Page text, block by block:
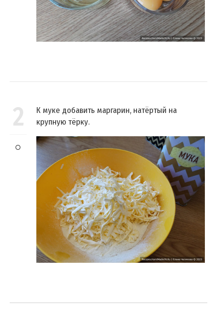
2
К муке добавить маргарин, натёртый на
крупную тёрку.